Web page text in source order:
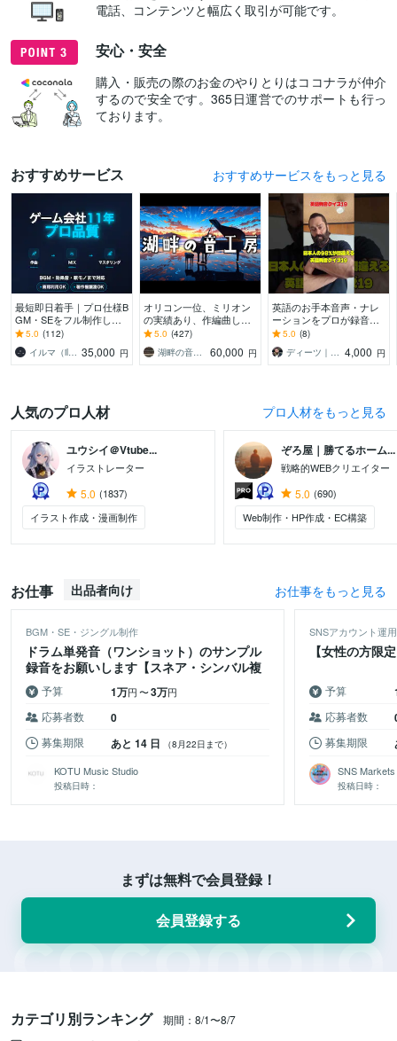
電話、コンテンツと幅広く取引が可能です。
安心・安全
購入・販売の際のお金のやりとりはココナラが仲介
するので安全です。365日運営でのサポートも行っ
ております。
おすすめサービス おすすめサービスをもっと見る
最短即日着手｜プロ仕様B
GM・SEをフル制作しま
す ゲーム会社11年の実
績。高評価の丁寧な対応
で理想を形に。
5.0 (112)
35,000 円
オリコン一位、ミリオン
の実績あり、作編曲しま
す ピアノが特に得意で
す。ピアノアレンジはお
任せください。
5.0 (427)
60,000 円
英語のお手本音声・ナレ
ーションをプロが録音し
ます 【全国優勝9回コー
チ】声優歴20年のネイテ
ィブ
5.0 (8)
4,000 円
人気のプロ人材 プロ人材をもっと見る
ユウシイ＠Vtube...
イラストレーター
5.0 (1837)
イラスト作成・漫画制作
ぞろ屋｜勝てるホーム...
戦略的WEBクリエイター
5.0 (690)
Web制作・HP作成・EC構築
お仕事 出品者向け お仕事をもっと見る
BGM・SE・ジングル制作
ドラム単発音（ワンショット）のサンプル
録音をお願いします【スネア・シンバル複
数台持参歓迎】
予算 1万円〜3万円
応募者数 0
募集期限 あと 14 日 （8月22日まで）
KOTU Music Studio
投稿日時：
SNSアカウント運
【女性の方限
予算
応募者数
募集期限
SNS Markets
投稿日時：
まずは無料で会員登録！
会員登録する
カテゴリ別ランキング 期間：8/1〜8/7